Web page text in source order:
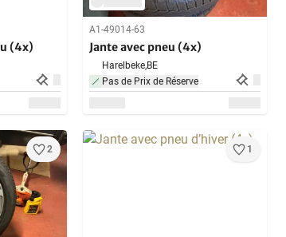
(4x)
A1-49014-63
Jante avec pneu (4x)
Harelbeke,BE
Pas de Prix de Réserve
2 1